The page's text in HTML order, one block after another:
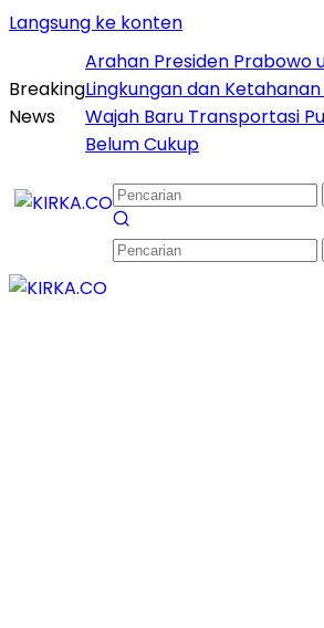
Langsung ke konten
Breaking
News
Arahan Presiden Prabowo
Lingkungan dan
Wajah Baru Transportasi
Belum Cukup